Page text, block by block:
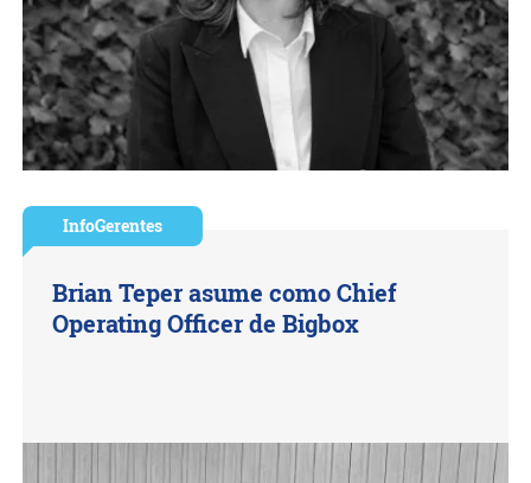
InfoGerentes
Brian Teper asume como Chief
Operating Officer de Bigbox